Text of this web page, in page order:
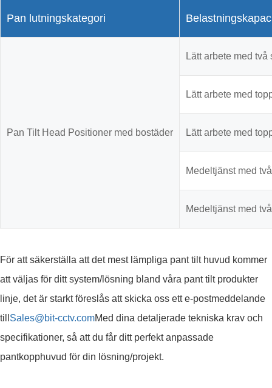
Pan lutningskategori
Pan Tilt Head Positioner med bostäder
Lätt arbete med
Lätt arbete med
Lätt arbete med
Medeltjänst med
Medeltjänst med
För att säkerställa att det mest lämpliga pant tilt huvud kommer
att väljas för ditt system/lösning bland våra pant tilt produkter
linje, det är starkt föreslås att skicka oss ett e-postmeddelande
till Sales@bit-cctv.comMed dina detaljerade tekniska krav och
specifikationer, så att du får ditt perfekt anpassade
pantkopphuvud för din lösning/projekt.